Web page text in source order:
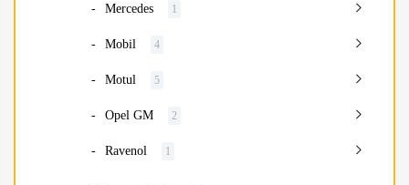
Mercedes 1
Mobil 4
Motul 5
Opel GM 2
Ravenol 1